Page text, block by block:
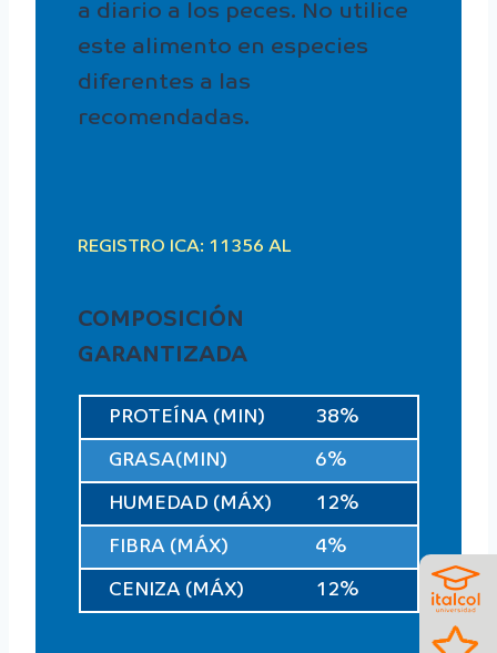
a diario a los peces. No utilice
este alimento en especies
diferentes a las
recomendadas.
REGISTRO ICA: 11356 AL
COMPOSICIÓN
GARANTIZADA
PROTEÍNA (MIN) 38%
GRASA(MIN) 6%
HUMEDAD (MÁX) 12%
FIBRA (MÁX) 4%
CENIZA (MÁX) 12%